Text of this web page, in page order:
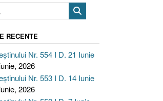
RECENTE
Nr. 554 I D. 21 Iunie
2026
Nr. 553 I D. 14 Iunie
2026